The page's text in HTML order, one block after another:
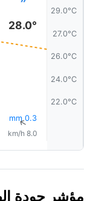
29.0°C
27.0°C
26.0°C
24.0°C
22.0°C
28.0°
0.3 mm
↑
8.0 km/h